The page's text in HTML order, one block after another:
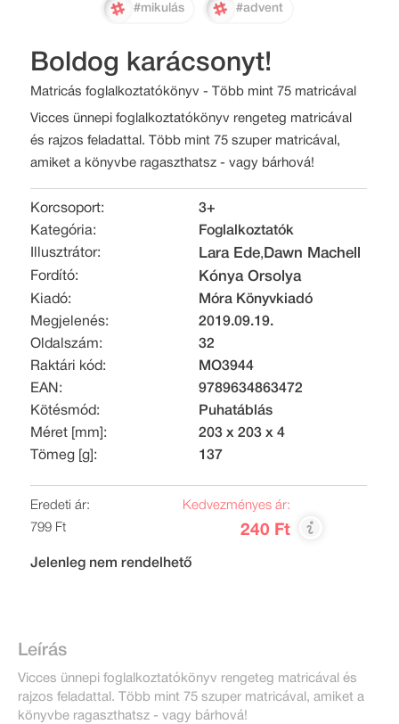
#mikulás #advent
Boldog karácsonyt!
Matricás foglalkoztatókönyv - Több mint 75 matricával
Vicces ünnepi foglalkoztatókönyv rengeteg matricával
és rajzos feladattal. Több mint 75 szuper matricával,
amiket a könyvbe ragaszthatsz - vagy bárhová!
Korcsoport:
3+
Kategória:
Foglalkoztatók
Illusztrátor:
Lara Ede, Dawn Machell
Fordító: Kónya Orsolya
Kiadó:
Móra Könyvkiadó
Megjelenés:
2019.09.19.
Oldalszám:
32
Raktári kód:
MO3944
EAN:
9789634863472
Kötésmód:
Puhatáblás
Méret [mm]:
203 x 203 x 4
Tömeg [g]:
137
Eredeti ár:
799 Ft
Kedvezményes ár:
240 Ft
Jelenleg nem rendelhető
Leírás
Vicces ünnepi foglalkoztatókönyv rengeteg matricával és
rajzos feladattal. Több mint 75 szuper matricával, amiket a
könyvbe ragaszthatsz - vagy bárhová!